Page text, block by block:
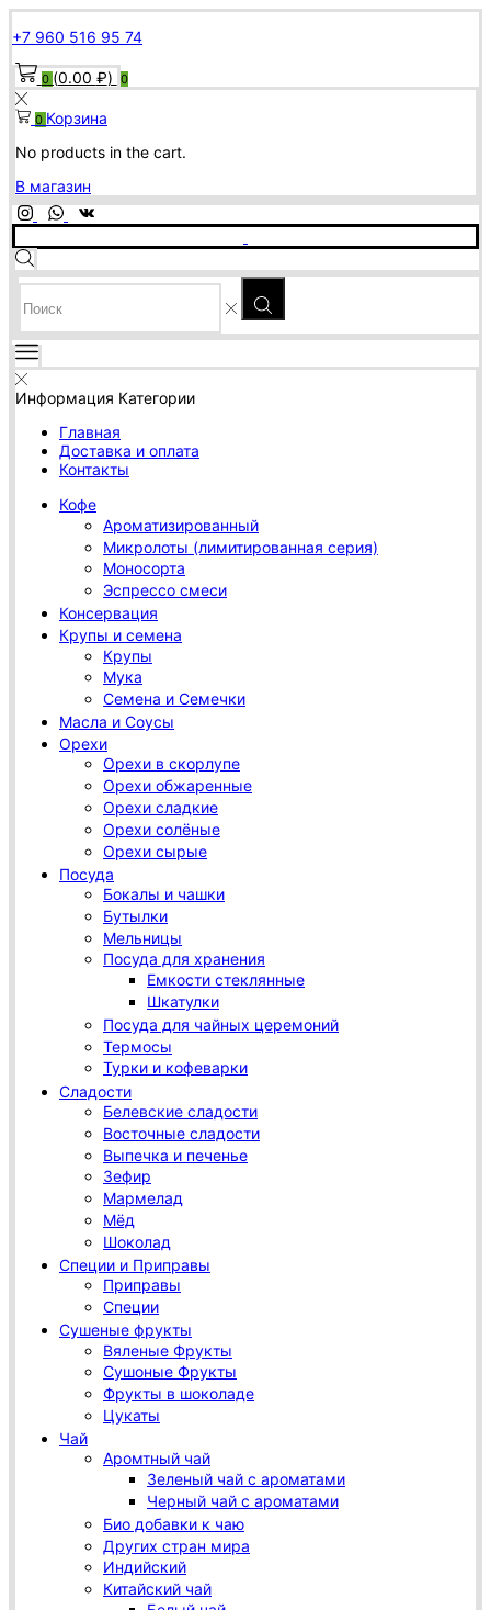
+7 960 516 95 74
0(0.00 ₽) 0
0 Корзина
No products in the cart.
В магазин
SEARCH
INPUT
Информация Категории
Главная
Доставка и оплата
Контакты
Кофе
Ароматизированный
Микролоты (лимитированная серия)
Моносорта
Эспрессо смеси
Консервация
Крупы и семена
Крупы
Мука
Семена и Семечки
Масла и Соусы
Орехи
Орехи в скорлупе
Орехи обжаренные
Орехи сладкие
Орехи солёные
Орехи сырые
Посуда
Бокалы и чашки
Бутылки
Мельницы
Посуда для хранения
Емкости стеклянные
Шкатулки
Посуда для чайных церемоний
Термосы
Турки и кофеварки
Сладости
Белевские сладости
Восточные сладости
Выпечка и печенье
Зефир
Мармелад
Мёд
Шоколад
Специи и Приправы
Приправы
Специи
Сушеные фрукты
Вяленые Фрукты
Сушоные Фрукты
Фрукты в шоколаде
Цукаты
Чай
Аромтный чай
Зеленый чай с ароматами
Черный чай с ароматами
Био добавки к чаю
Других стран мира
Индийский
Китайский чай